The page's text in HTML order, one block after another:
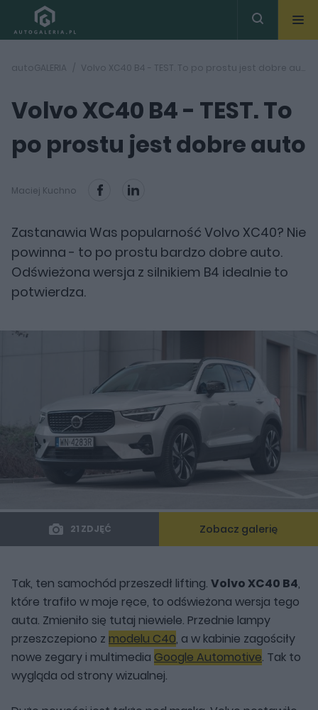
autoGALERIA Volvo XC40 B4 - TEST. To po prostu jest dobre auto
Volvo XC40 B4 - TEST. To
po prostu jest dobre auto
Maciej Kuchno
Zastanawia Was popularność Volvo XC40? Nie
powinna - to po prostu bardzo dobre auto.
Odświeżona wersja z silnikiem B4 idealnie to
potwierdza.
21 ZDJĘĆ Zobacz galerię
Tak, ten samochód przeszedł lifting. Volvo XC40 B4,
które trafiło w moje ręce, to odświeżona wersja tego
auta. Zmieniło się tutaj niewiele. Przednie lampy
przeszczepiono z modelu C40, a w kabinie zagościły
nowe zegary i multimedia Google Automotive. Tak to
wygląda od strony wizualnej.